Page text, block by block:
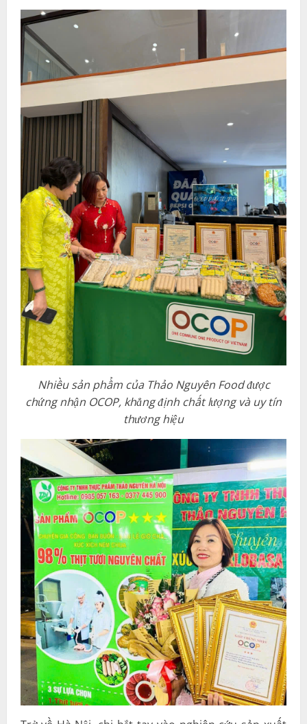
Nhiều sản phẩm của Thảo Nguyên Food được
chứng nhận OCOP, khẳng định chất lượng và uy tín
thương hiệu